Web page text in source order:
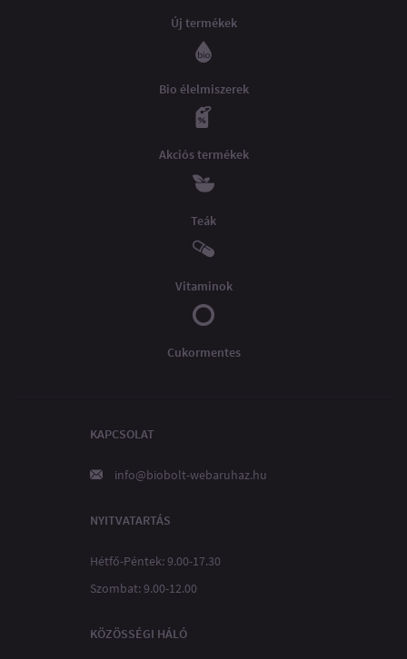
Új termékek
Bio élelmiszerek
Akciós termékek
Teák
Vitaminok
Cukormentes
KAPCSOLAT
info@biobolt-webaruhaz.hu
NYITVATARTÁS
Hétfő-Péntek: 9.00-17.30
Szombat: 9.00-12.00
KÖZÖSSÉGI HÁLÓ